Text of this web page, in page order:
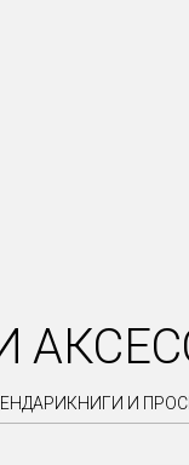
КНИГИ И